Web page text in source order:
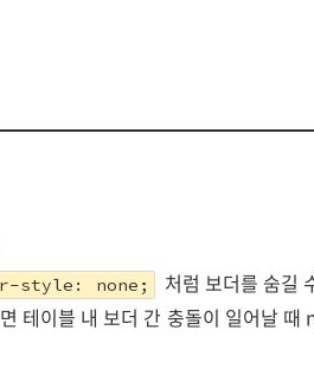
style: none;
처럼 보더를 숨길
테이블 내 보더 간 충돌이 일어날 때